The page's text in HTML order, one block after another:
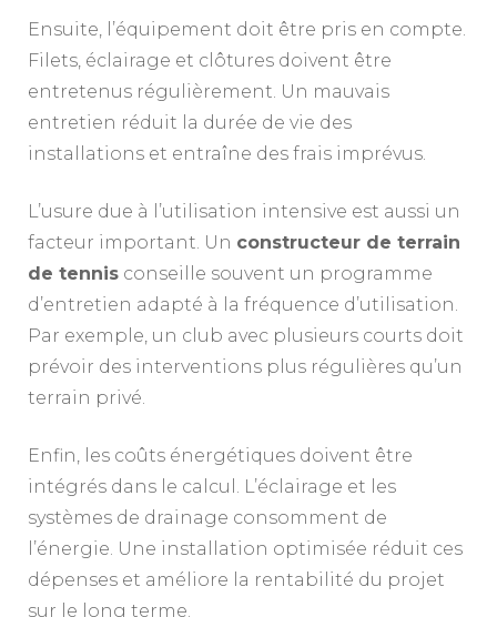
Ensuite, l’équipement doit être pris en compte.
Filets, éclairage et clôtures doivent être
entretenus régulièrement. Un mauvais
entretien réduit la durée de vie des
installations et entraîne des frais imprévus.
L’usure due à l’utilisation intensive est aussi un
facteur important. Un constructeur de terrain
de tennis conseille souvent un programme
d’entretien adapté à la fréquence d’utilisation.
Par exemple, un club avec plusieurs courts doit
prévoir des interventions plus régulières qu’un
terrain privé.
Enfin, les coûts énergétiques doivent être
intégrés dans le calcul. L’éclairage et les
systèmes de drainage consomment de
l’énergie. Une installation optimisée réduit ces
dépenses et améliore la rentabilité du projet
sur le long terme.